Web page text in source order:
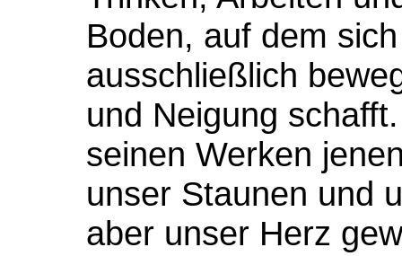
Boden, auf dem
ausschließlich
und Neigung
seinen Werken
unser Staunen und
aber unser Herz